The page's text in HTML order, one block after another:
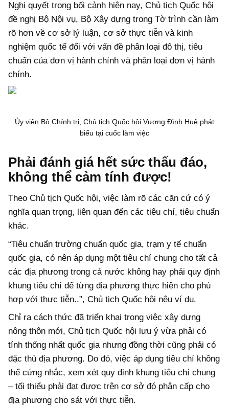
Nghị quyết trong bối cảnh hiện nay, Chủ tịch Quốc hội
đề nghị Bộ Nội vụ, Bộ Xây dựng trong Tờ trình cần làm
rõ hơn về cơ sở lý luận, cơ sở thực tiễn và kinh
nghiệm quốc tế đối với vấn đề phân loại đô thị, tiêu
chuẩn của đơn vị hành chính và phân loại đơn vị hành
chính.
Ủy viên Bộ Chính trị, Chủ tịch Quốc hội Vương Đình Huệ phát
biểu tại cuốc làm việc
Phải đánh giá hết sức thấu đáo,
không thể cảm tính được!
Theo Chủ tịch Quốc hội, việc làm rõ các căn cứ có ý
nghĩa quan trọng, liên quan đến các tiêu chí, tiêu chuẩn
khác.
“Tiêu chuẩn trường chuẩn quốc gia, trạm y tế chuẩn
quốc gia, có nên áp dụng một tiêu chí chung cho tất cả
các địa phương trong cả nước không hay phải quy định
khung tiêu chí để từng địa phương thực hiện cho phù
hợp với thực tiễn..”, Chủ tịch Quốc hội nêu ví dụ.
Chỉ ra cách thức đã triển khai trong việc xây dựng
nông thôn mới, Chủ tịch Quốc hội lưu ý vừa phải có
tính thống nhất quốc gia nhưng đồng thời cũng phải có
đặc thù địa phương. Do đó, việc áp dụng tiêu chí không
thể cứng nhắc, xem xét quy định khung tiêu chí chung
– tối thiểu phải đạt được trên cơ sở đó phân cấp cho
địa phương cho sát với thực tiễn.